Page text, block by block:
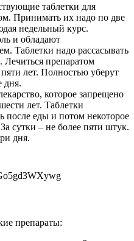
таблетки для
Принимать их надо по две
недельный курс.
и обладают
Таблетки надо рассасывать
препаратом
лет. Полностью уберут
дня.
которое запрещено
лет. Таблетки
после еды и потом некоторое
сутки – не более пяти штук.
дня.
препараты: